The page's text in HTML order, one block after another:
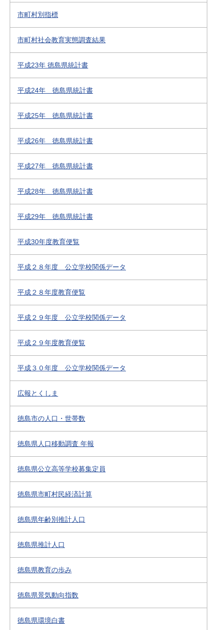
市町村別指標
市町村社会教育実態調査結果
平成23年 徳島県統計書
平成24年 徳島県統計書
平成25年 徳島県統計書
平成26年 徳島県統計書
平成27年 徳島県統計書
平成28年 徳島県統計書
平成29年 徳島県統計書
平成30年度教育便覧
平成２８年度 公立学校関係データ
平成２８年度教育便覧
平成２９年度 公立学校関係データ
平成２９年度教育便覧
平成３０年度 公立学校関係データ
広報とくしま
徳島市の人口・世帯数
徳島県人口移動調査 年報
徳島県公立高等学校募集定員
徳島県市町村民経済計算
徳島県年齢別推計人口
徳島県推計人口
徳島県教育の歩み
徳島県景気動向指数
徳島県環境白書